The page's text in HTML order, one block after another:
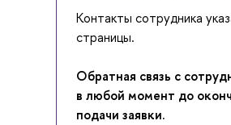
Контакты сотрудника
страницы.
Обратная связь с
в любой момент до
подачи заявки.